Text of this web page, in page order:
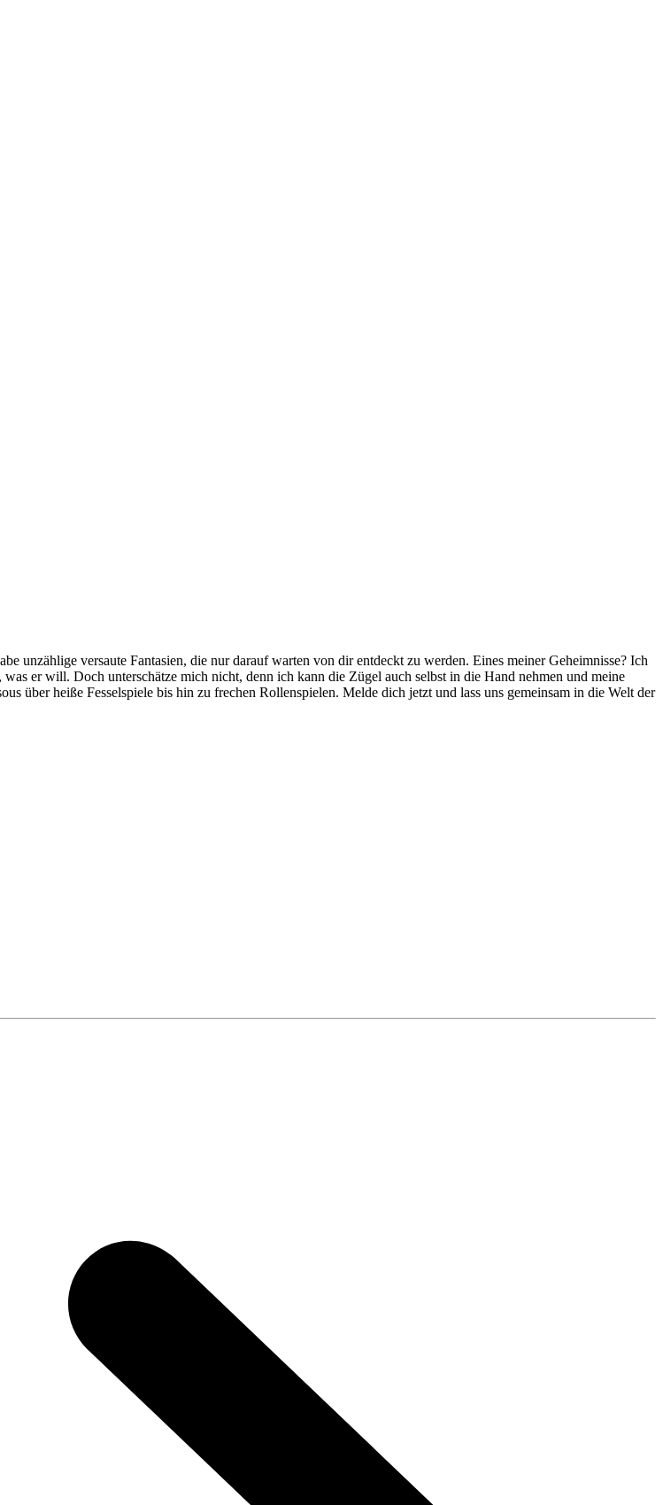
unzählige versaute Fantasien, die nur darauf warten von dir entdeckt zu werden. Eines meiner Geheimnisse? Ich
er will. Doch unterschätze mich nicht, denn ich kann die Zügel auch selbst in die Hand nehmen und meine
über heiße Fesselspiele bis hin zu frechen Rollenspielen. Melde dich jetzt und lass uns gemeinsam in die Welt der